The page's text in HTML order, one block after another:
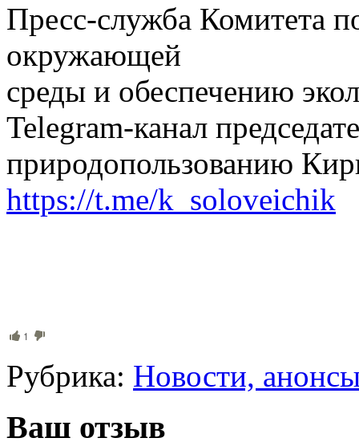
Пресс-служба Комитета
окружающей
среды и обеспечению
Telegram-канал
природопользованию
https://t.me/k_soloveichik
1
Рубрика: Новости,
Ваш отзыв